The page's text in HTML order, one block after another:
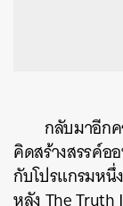
กลับมาอีก
คิดสร้างสรรค์อ
กับโปรแกรมหนึ่